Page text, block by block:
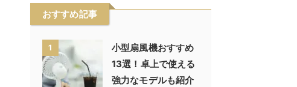
おすすめ記事
1
小型扇風機おすすめ
13選！卓上で使える
強力なモデルも紹介